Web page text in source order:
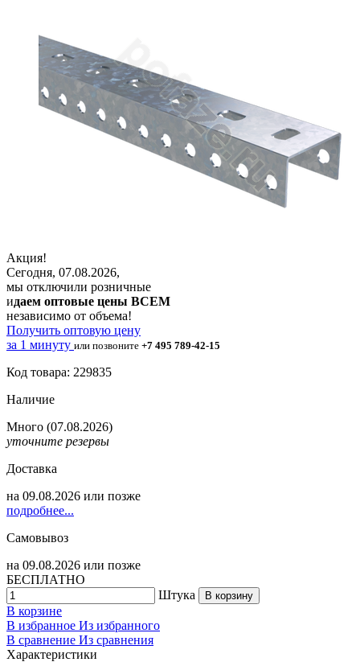
Акция!
Сегодня, 07.08.2026,
мы отключили розничные
идаем оптовые цены ВСЕМ
независимо от объема!
Получить оптовую цену
за 1 минуту или позвоните +7 495 789-42-15
Код товара: 229835
Наличие
Много (07.08.2026)
уточните резервы
Доставка
на 09.08.2026 или позже
подробнее...
Самовывоз
на 09.08.2026 или позже
БЕСПЛАТНО
Штука
В корзину
В корзине
В избранное Из избранного
В сравнение Из сравнения
Характеристики